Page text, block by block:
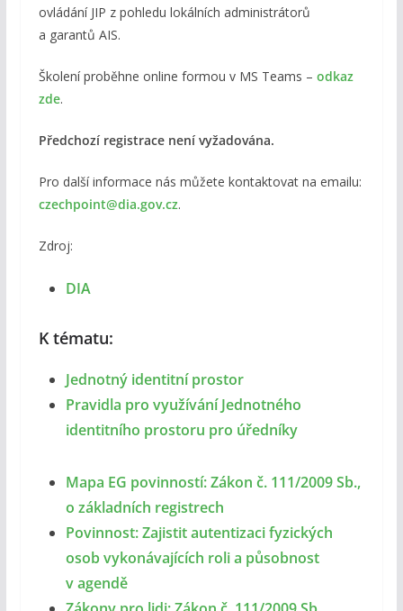
ovládání JIP z pohledu lokálních administrátorů
a garantů AIS.
Školení proběhne online formou v MS Teams – odkaz
zde.
Předchozí registrace není vyžadována.
Pro další informace nás můžete kontaktovat na emailu:
czechpoint@dia.gov.cz.
Zdroj:
DIA
K tématu:
Jednotný identitní prostor
Pravidla pro využívání Jednotného
identitního prostoru pro úředníky
Mapa EG povinností: Zákon č. 111/2009 Sb.,
o základních registrech
Povinnost: Zajistit autentizaci fyzických
osob vykonávajících roli a působnost
v agendě